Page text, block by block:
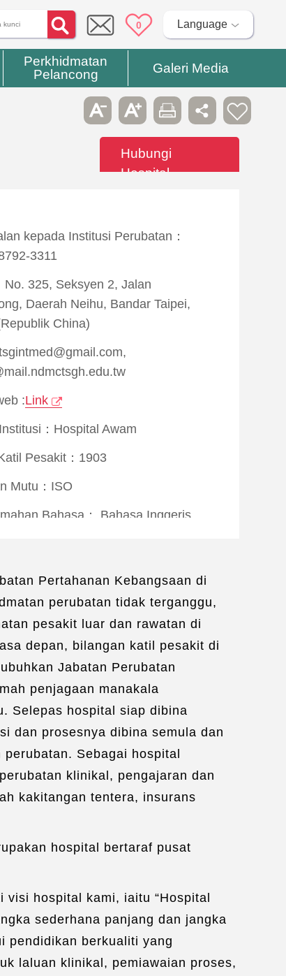
0 Language
Perkhidmatan
Pelancong
Galeri Media
Hubungi
Hospital
kepada Institusi Perubatan：
3311
No. 325, Seksyen 2, Jalan
Daerah Neihu, Bandar Taipei,
China)
:Link
：Hospital Awam
Pesakit：1903
Mutu： ISO
Bahasa： Bahasa Inggeris
Orang Islam
Pertahanan Kebangsaan di
perubatan tidak terganggu,
pesakit luar dan rawatan di
depan, bilangan katil pesakit di
Jabatan Perubatan
penjagaan manakala
Selepas hospital siap dibina
dan prosesnya dibina semula dan
Sebagai hospital
klinikal, pengajaran dan
kakitangan tentera, insurans
hospital bertaraf pusat
visi hospital kami, iaitu “Hospital
sederhana panjang dan jangka
pendidikan berkualiti yang
laluan klinikal, pemiawaian proses,